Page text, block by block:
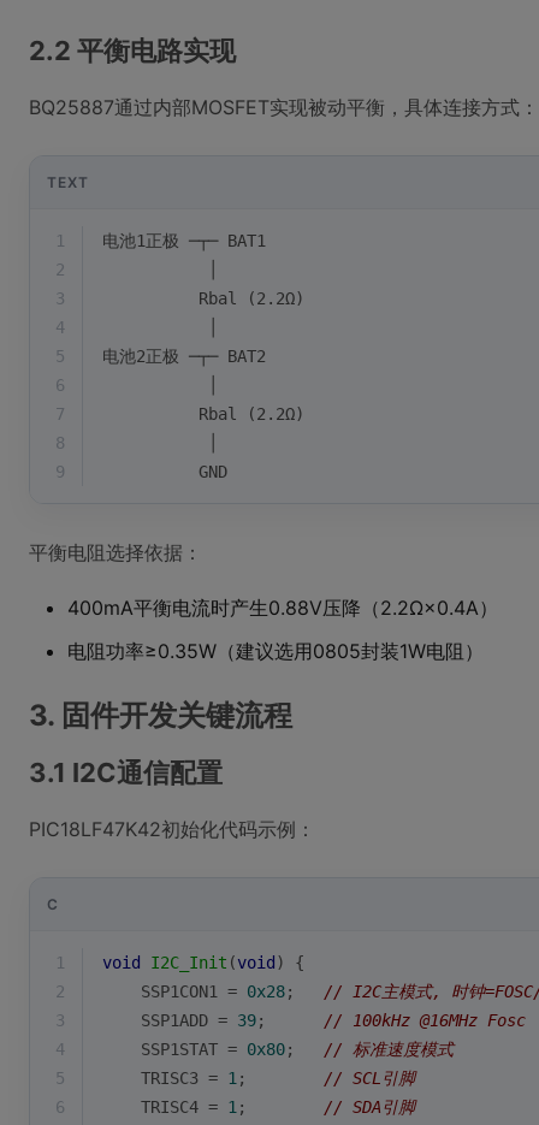
2.2 平衡电路实现
BQ25887通过内部MOSFET实现被动平衡，具体连接方式：
TEXT
1
电池1正极 ─┬─ BAT1
2
3
          Rbal (2.2Ω)
4
5
电池2正极 ─┬─ BAT2
6
7
          Rbal (2.2Ω)
8
9
          GND
平衡电阻选择依据：
400mA平衡电流时产生0.88V压降（2.2Ω×0.4A）
电阻功率≥0.35W（建议选用0805封装1W电阻）
3. 固件开发关键流程
3.1 I2C通信配置
PIC18LF47K42初始化代码示例：
C
1 void I2C_Init (void )
{
2
    SSP1CON1 =
0x28; // I2C主模式, 时钟
3
    SSP1ADD =
39; // 100kHz @16MHz Fosc
4
    SSP1STAT =
0x80; // 标准速度模式
5
    TRISC3 =
1 ; // SCL引脚
6
    TRISC4 =
1 ; // SDA引脚